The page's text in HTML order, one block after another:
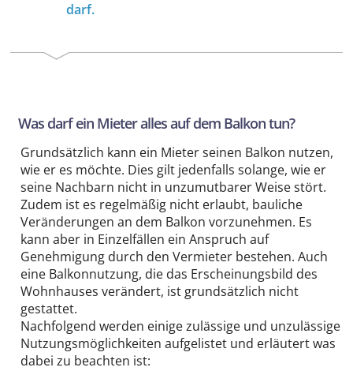
darf.
Was darf ein Mieter alles auf dem Balkon tun?
Grundsätzlich kann ein Mieter seinen Balkon nutzen,
wie er es möchte. Dies gilt jedenfalls solange, wie er
seine Nachbarn nicht in unzumutbarer Weise stört.
Zudem ist es regelmäßig nicht erlaubt, bauliche
Veränderungen an dem Balkon vorzunehmen. Es
kann aber in Einzelfällen ein Anspruch auf
Genehmigung durch den Vermieter bestehen. Auch
eine Balkonnutzung, die das Erscheinungsbild des
Wohnhauses verändert, ist grundsätzlich nicht
gestattet.
Nachfolgend werden einige zulässige und unzulässige
Nutzungsmöglichkeiten aufgelistet und erläutert was
dabei zu beachten ist: